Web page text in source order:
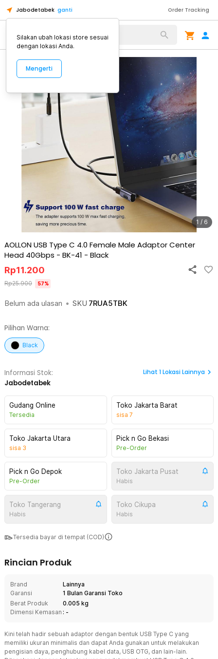
Jabodetabek ganti Order Tracking
Alat Kopi
1 / 6
AOLLON USB Type C 4.0 Female Male Adaptor Center
Head 40Gbps - BK-41 - Black
Belum ada ulasan • SKU 7RUA5TBK
Rp11.200
Rp25.900 57%
Pilihan Warna:
Black
Informasi Stok:
Jabodetabek
Lihat 1Lokasi Lainnya
Gudang Online
Tersedia
Toko Jakarta Barat
sisa 7
Toko Jakarta Utara
sisa 3
Pick n Go Bekasi
Pre-Order
Pick n Go Depok
Pre-Order
Toko Jakarta Pusat
Habis
Toko Tangerang
Habis
Toko Cikupa
Habis
Tersedia bayar di tempat (COD)
Rincian Produk
Brand
Lainnya
Garansi
1 Bulan Garansi Toko
Berat Produk
0.005 kg
Dimensi Kemasan : -
Kini telah hadir sebuah adaptor dengan bentuk USB Type C yang
memiliki ukuran minimalis dan dapat Anda gunakan untuk melakukan
pengisian daya, penghubung kabel data, USB OTG, dan lain-lain.
Silakan ubah lokasi store sesuai
dengan lokasi Anda.
Mengerti